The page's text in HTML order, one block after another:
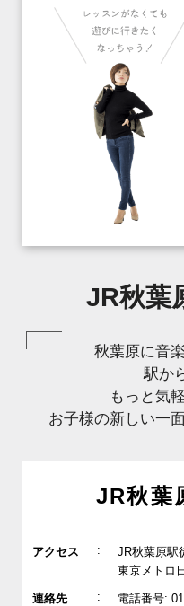
JR秋葉
秋葉原に音
駅か
もっと気
お子様の新しい一
JR秋葉
アクセス :
JR秋葉原駅
東京メトロ
連絡先 : 電話番号: